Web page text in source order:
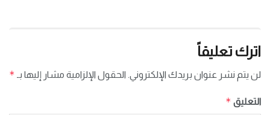
اترك تعليقاً
لن يتم نشر عنوان بريدك الإلكتروني. الحقول الإلزامية مشار إليها بـ *
التعليق *